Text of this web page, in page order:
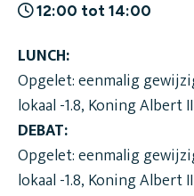
12:00 tot 14:00
LUNCH:
Opgelet: eenmalig
lokaal -1.8, Koning Albert
DEBAT:
Opgelet: eenmalig
lokaal -1.8, Koning Albert